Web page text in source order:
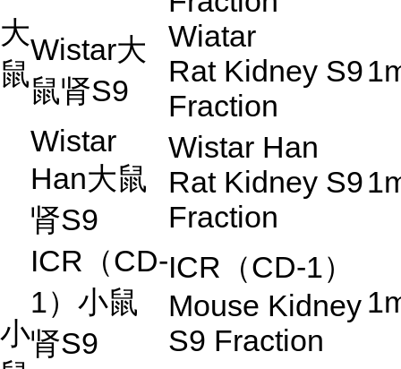
大
鼠
Wistar大
鼠肾S9
Wiatar
Rat Kidney S9
Fraction
Wistar
Han大鼠
肾S9
Wistar Han
Rat Kidney S9
Fraction
小
ICR （CD-
1）小鼠
肾S9
ICR （CD-1）
Mouse Kidney
S9 Fraction